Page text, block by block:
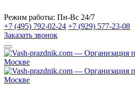
Режим работы: Пн-Вс 24/7
+7 (495) 792-02-24 +7 (929) 577-23-08
Заказать звонок